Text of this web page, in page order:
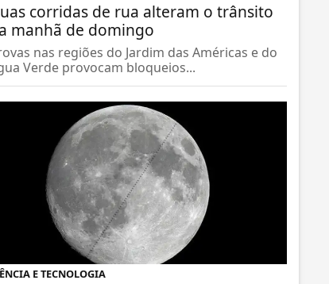
corridas de rua alteram o trânsito
manhã de domingo
nas regiões do Jardim das Américas e do
Verde provocam bloqueios...
E TECNOLOGIA